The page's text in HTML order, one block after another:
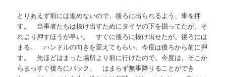
とりあえず前には進めないので、後ろに出られるよう、車を押
す。 当事者たちは抜け出すためにタイヤの下を掘ってたが、そ
れより押すほうが早い。 すぐに後ろに抜け出せたが、後ろには
まる。 ハンドルの向きを変えてもらい、今度は後ろから前に押
す。 先ほどはまった場所より前に行けたので、今度は、そこか
らまっすぐ後ろにバック。 はまらず無事降りることができ